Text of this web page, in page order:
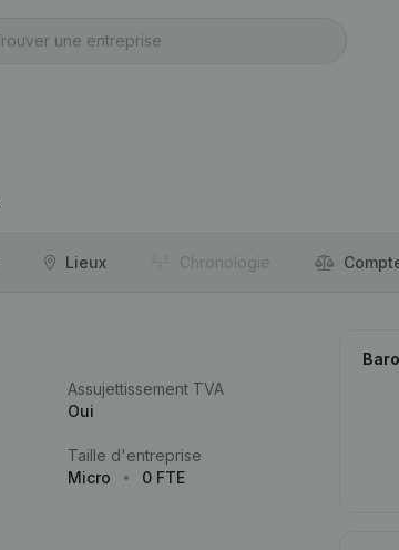
Lieux Chronologie
Assujettissement TVA
Oui
Taille d'entreprise
Micro
0 FTE